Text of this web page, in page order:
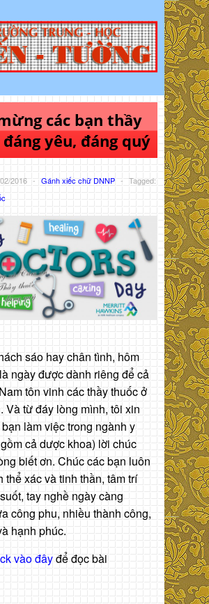
các bạn thầy
yêu, đáng quý
2016 - Gánh xiếc chữ DNNP - Tagged:
sáo hay chân tình, hôm
ngày được dành riêng để cả
tôn vinh các thầy thuốc ở
Và từ đáy lòng mình, tôi xin
làm việc trong ngành y
cả dược khoa) lời chúc
biết ơn. Chúc các bạn luôn
thể xác và tinh thần, tâm trí
tay nghề ngày càng
công phu, nhiều thành công,
hạnh phúc.
vào đâyđể đọc bài